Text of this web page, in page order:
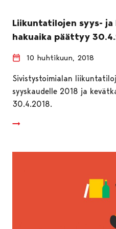
Liikuntatilojen syys-
hakuaika päättyy
10 huhtikuun, 2018
Sivistystoimialan
syyskaudelle 2018 ja
30.4.2018.